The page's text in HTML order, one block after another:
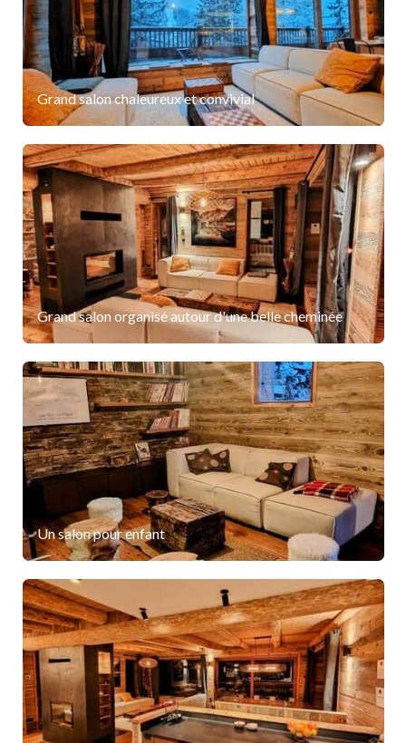
Grand salon chaleureux et convivial
Grand salon organisé autour d'une belle cheminée
Un salon pour enfant